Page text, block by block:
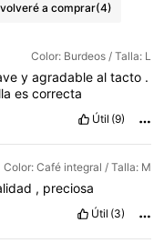
a comprar(4)
Color: Burdeos / Talla: L
y agradable al tacto .
escorrecta
Útil (9)
Color: Café integral / Talla: M
, preciosa
Útil (3)